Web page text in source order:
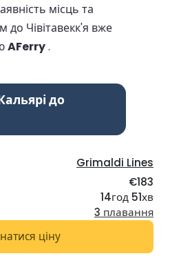
місць та
Чівітавекк'я вже
AFerry.
до
Grimaldi Lines
€183
14год 51хв
3 плавання
ціну